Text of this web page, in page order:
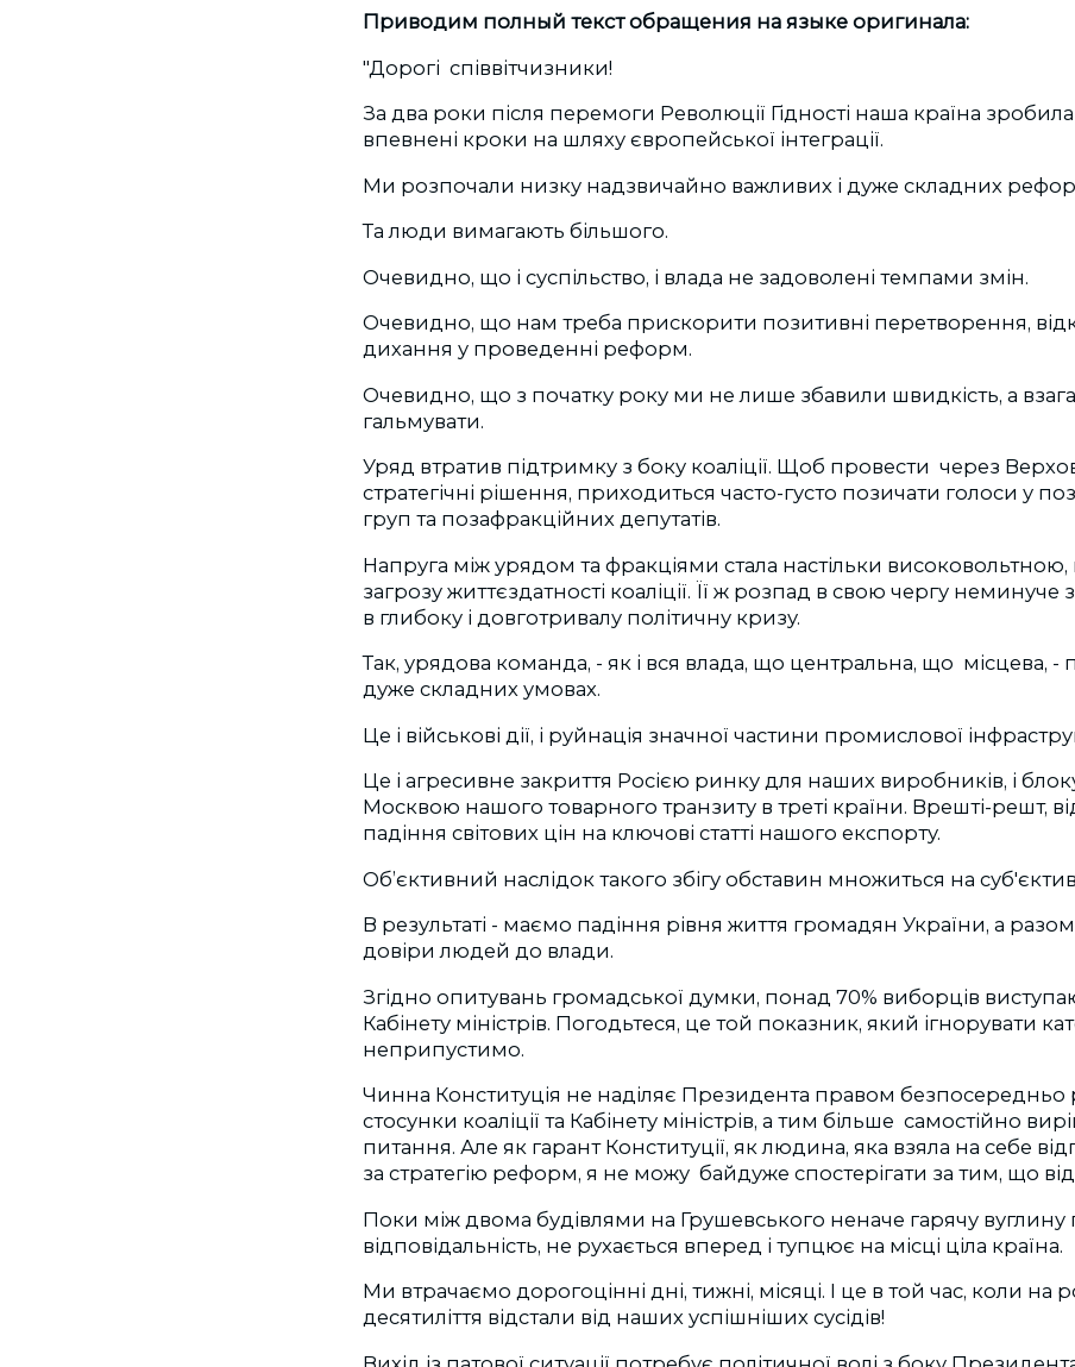
Приводим полный текст обращения на языке оригинала:
"Дорогі співвітчизники!
За два роки після перемоги Революції Гідності наша країна зробила
впевнені кроки на шляху європейської інтеграції.
Ми розпочали низку надзвичайно важливих і дуже складних
Та люди вимагають більшого.
Очевидно, що і суспільство, і влада не задоволені темпами змін.
Очевидно, що нам треба прискорити позитивні перетворення,
дихання у проведенні реформ.
Очевидно, що з початку року ми не лише збавили швидкість, а
гальмувати.
Уряд втратив підтримку з боку коаліції. Щоб провести через
стратегічні рішення, приходиться часто-густо позичати голоси у
груп та позафракційних депутатів.
Напруга між урядом та фракціями стала настільки
загрозу життєздатності коаліції. Її ж розпад в свою чергу неминуче
в глибоку і довготривалу політичну кризу.
Так, урядова команда, - як і вся влада, що центральна, що місцева,
дуже складних умовах.
Це і військові дії, і руйнація значної частини промислової
Це і агресивне закриття Росією ринку для наших виробників, і
Москвою нашого товарного транзиту в треті країни. Врешті-решт,
падіння світових цін на ключові статті нашого експорту.
Об’єктивний наслідок такого збігу обставин множиться на
В результаті - маємо падіння рівня життя громадян України, а
довіри людей до влади.
Згідно опитувань громадської думки, понад 70% виборців
Кабінету міністрів. Погодьтеся, це той показник, який ігнорувати
неприпустимо.
Чинна Конституція не наділяє Президента правом безпосередньо
стосунки коаліції та Кабінету міністрів, а тим більше самостійно
питання. Але як гарант Конституції, як людина, яка взяла на себе
за стратегію реформ, я не можу байдуже спостерігати за тим, що
Поки між двома будівлями на Грушевського неначе гарячу
відповідальність, не рухається вперед і тупцює на місці ціла країна.
Ми втрачаємо дорогоцінні дні, тижні, місяці. І це в той час, коли на
десятиліття відстали від наших успішніших сусідів!